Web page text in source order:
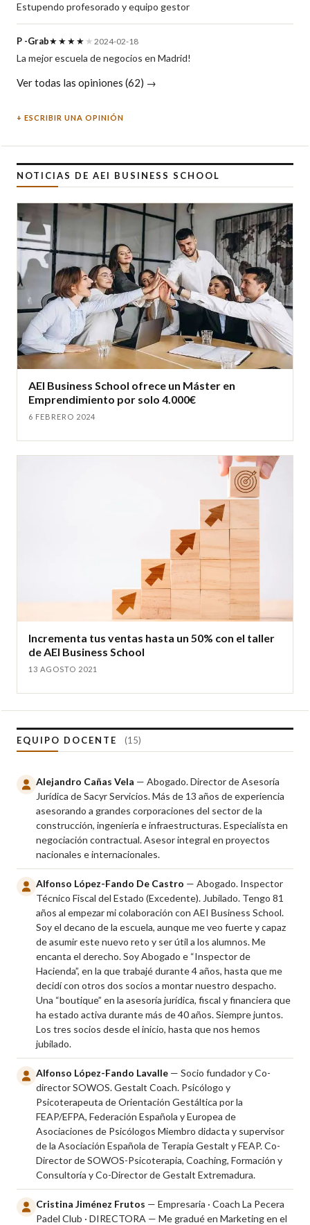
Estupendo profesorado y equipo gestor
P -Grab★★★★ ★ 2024-02-18
La mejor escuela de negocios en Madrid!
Ver todas las opiniones (62) →
ESCRIBIR UNA OPINIÓN
NOTICIAS DE AEI BUSINESS SCHOOL
AEI Business School ofrece un Máster en
Emprendimiento por solo 4.000€
6 FEBRERO 2024
Incrementa tus ventas hasta un 50% con el taller
de AEI Business School
13 AGOSTO 2021
EQUIPO DOCENTE (15)
Alejandro Cañas Vela — Abogado. Director de Asesoría
Jurídica de Sacyr Servicios. Más de 13 años de experiencia
asesorando a grandes corporaciones del sector de la
construcción, ingeniería e infraestructuras. Especialista en
negociación contractual. Asesor integral en proyectos
nacionales e internacionales.
Alfonso López-Fando De Castro — Abogado. Inspector
Técnico Fiscal del Estado (Excedente). Jubilado. Tengo 81
años al empezar mi colaboración con AEI Business School.
Soy el decano de la escuela, aunque me veo fuerte y capaz
de asumir este nuevo reto y ser útil a los alumnos. Me
encanta el derecho. Soy Abogado e “Inspector de
Hacienda”, en la que trabajé durante 4 años, hasta que me
decidí con otros dos socios a montar nuestro despacho.
Una “boutique” en la asesoría jurídica, fiscal y financiera que
ha estado activa durante más de 40 años. Siempre juntos.
Los tres socios desde el inicio, hasta que nos hemos
jubilado.
Alfonso López-Fando Lavalle — Socio fundador y Co-
director SOWOS. Gestalt Coach. Psicólogo y
Psicoterapeuta de Orientación Gestáltica por la
FEAP/EFPA, Federación Española y Europea de
Asociaciones de Psicólogos Miembro didacta y supervisor
de la Asociación Española de Terapia Gestalt y FEAP. Co-
Director de SOWOS-Psicoterapia, Coaching, Formación y
Consultoría y Co-Director de Gestalt Extremadura.
Cristina Jiménez Frutos — Empresaria · Coach La Pecera
Padel Club · DIRECTORA — Me gradué en Marketing en el